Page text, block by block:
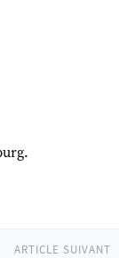
ARTICLE SUIVANT